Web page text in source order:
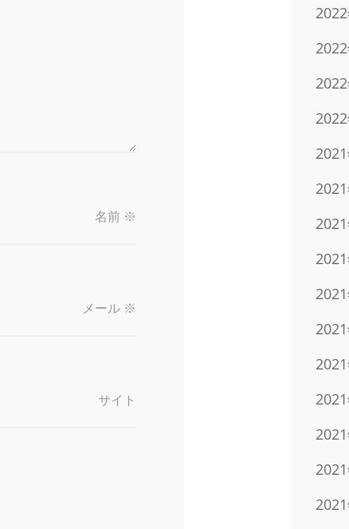
名前 ※
メール ※
サイト